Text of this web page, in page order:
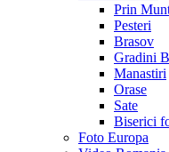
Prin
Pesteri
Brasov
Gradini
Manastiri
Orase
Sate
Biserici
Foto Europa